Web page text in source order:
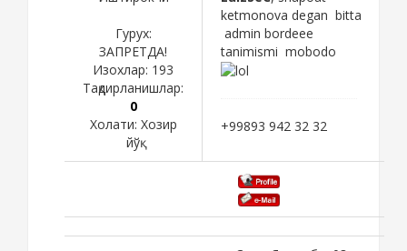
Гурух:
ЗАПРЕТДА!
Изохлар: 193
Тақдирланишлар:
0
Холати: Хозир
йўқ
ketmonova degan bitta
admin bordeee
tanimismi mobodo
+99893 942 32 32